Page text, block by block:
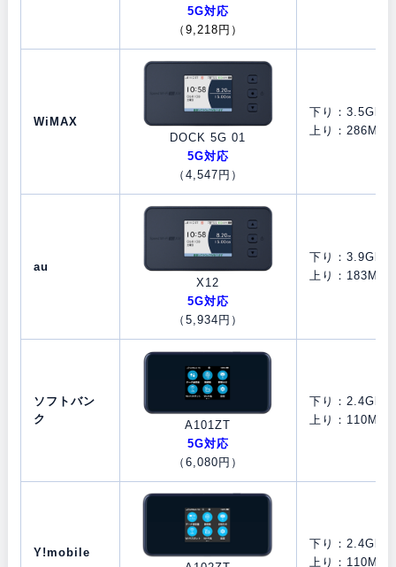
5G対応
（9,218円）
WiMAX
DOCK 5G 01
5G対応
（4,547円）
下り：3.5Gbps
上り：
au
X12
5G対応
（5,934円）
下り：3.9Gbps
上り：
ソフトバン
ク
A101ZT
5G対応
（6,080円）
下り：2.4Gbps
上り：
Y!mobile
下り：2.4Gbps
上り：